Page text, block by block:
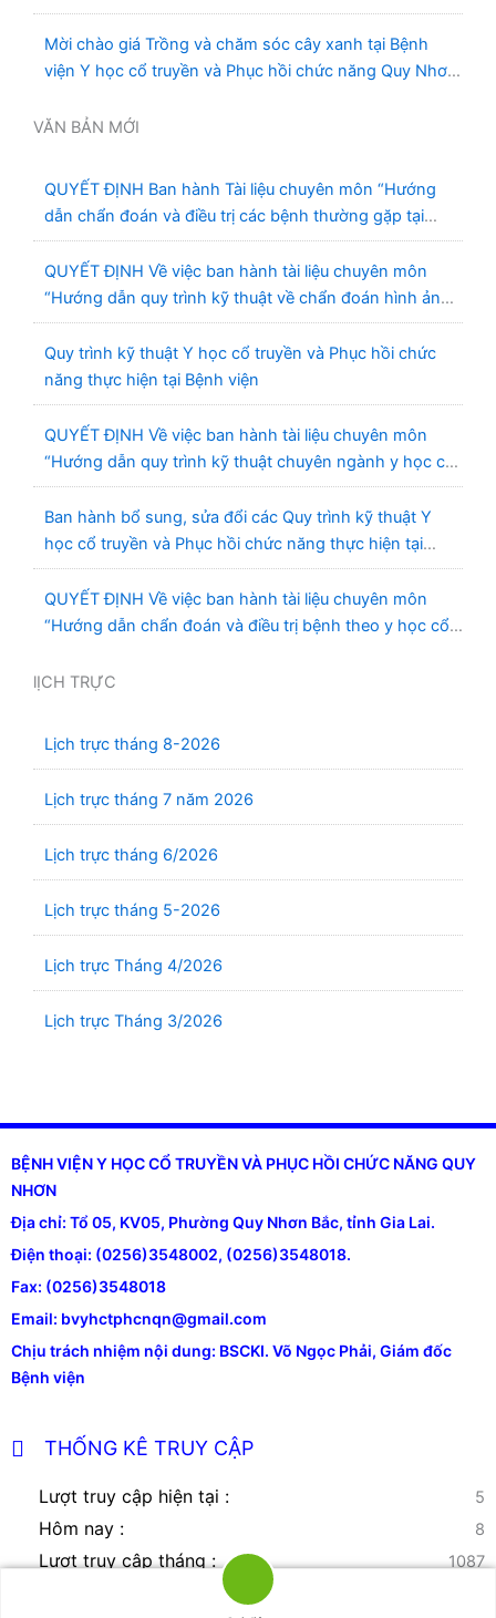
Mời chào giá Trồng và chăm sóc cây xanh tại Bệnh
viện Y học cổ truyền và Phục hồi chức năng Quy Nhơn
kèm theo)
VĂN BẢN MỚI
QUYẾT ĐỊNH Ban hành Tài liệu chuyên môn “Hướng
dẫn chẩn đoán và điều trị các bệnh thường gặp tại
Bệnh viện Y học cổ truyền và Phục hồi chức năng Quy
Nhơn”
QUYẾT ĐỊNH Về việc ban hành tài liệu chuyên môn
“Hướng dẫn quy trình kỹ thuật về chẩn đoán hình ảnh
thuộc chương Điện quang”
Quy trình kỹ thuật Y học cổ truyền và Phục hồi chức
năng thực hiện tại Bệnh viện
QUYẾT ĐỊNH Về việc ban hành tài liệu chuyên môn
“Hướng dẫn quy trình kỹ thuật chuyên ngành y học cổ
truyền”
Ban hành bổ sung, sửa đổi các Quy trình kỹ thuật Y
học cổ truyền và Phục hồi chức năng thực hiện tại
Bệnh viện
QUYẾT ĐỊNH Về việc ban hành tài liệu chuyên môn
“Hướng dẫn chẩn đoán và điều trị bệnh theo y học cổ
lỊCH TRỰC
Lịch trực tháng 8-2026
Lịch trực tháng 7 năm 2026
Lịch trực tháng 6/2026
Lịch trực tháng 5-2026
Lịch trực Tháng 4/2026
Lịch trực Tháng 3/2026
BỆNH VIỆN Y HỌC CỔ TRUYỀN VÀ PHỤC HỒI CHỨC NĂNG QUY
NHƠN
Địa chỉ: Tổ 05, KV05, Phường Quy Nhơn Bắc, tỉnh Gia Lai.
Điện thoại: (0256)3548002, (0256)3548018.
Fax: (0256)3548018
Email: bvyhctphcnqn@gmail.com
Chịu trách nhiệm nội dung: BSCKI. Võ Ngọc Phải, Giám đốc
Bệnh viện
THỐNG KÊ TRUY CẬP
Lượt truy cập hiện tại : 5
Hôm nay : 8
Lượt truy cập tháng : 1087